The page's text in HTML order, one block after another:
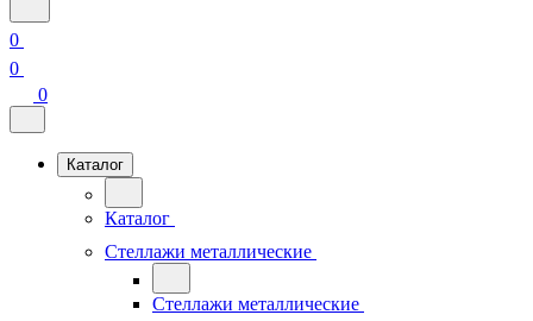
0
0
0
Каталог
Каталог
Стеллажи металлические
Стеллажи металлические